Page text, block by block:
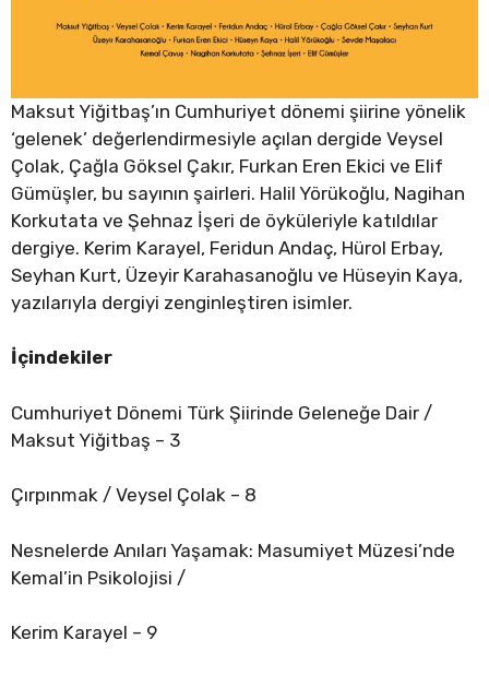
Maksut Yiğitbaş’ın Cumhuriyet dönemi şiirine yönelik
‘gelenek’ değerlendirmesiyle açılan dergide Veysel
Çolak, Çağla Göksel Çakır, Furkan Eren Ekici ve Elif
Gümüşler, bu sayının şairleri. Halil Yörükoğlu, Nagihan
Korkutata ve Şehnaz İşeri de öyküleriyle katıldılar
dergiye. Kerim Karayel, Feridun Andaç, Hürol Erbay,
Seyhan Kurt, Üzeyir Karahasanoğlu ve Hüseyin Kaya,
yazılarıyla dergiyi zenginleştiren isimler.
İçindekiler
Cumhuriyet Dönemi Türk Şiirinde Geleneğe Dair /
Maksut Yiğitbaş – 3
Çırpınmak / Veysel Çolak – 8
Nesnelerde Anıları Yaşamak: Masumiyet Müzesi’nde
Kemal’in Psikolojisi /
Kerim Karayel – 9